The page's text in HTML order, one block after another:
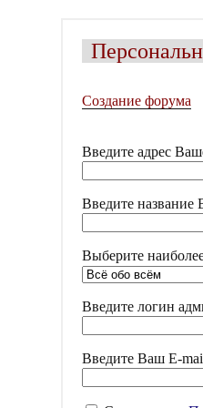
Создание форума
Введите адрес
Введите название
Выберите
Введите логин
Введите Ваш E-